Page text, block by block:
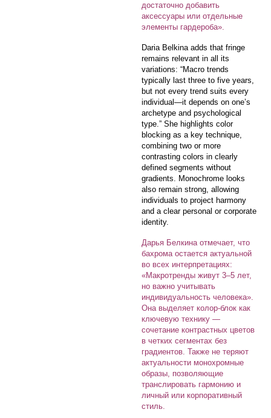
достаточно добавить
аксессуары или отдельные
элементы гардероба».
Daria Belkina adds that fringe
remains relevant in all its
variations: “Macro trends
typically last three to five years,
but not every trend suits every
individual—it depends on one’s
archetype and psychological
type.” She highlights color
blocking as a key technique,
combining two or more
contrasting colors in clearly
defined segments without
gradients. Monochrome looks
also remain strong, allowing
individuals to project harmony
and a clear personal or corporate
identity.
Дарья Белкина отмечает, что
бахрома остается актуальной
во всех интерпретациях:
«Макротренды живут 3–5 лет,
но важно учитывать
индивидуальность человека».
Она выделяет колор-блок как
ключевую технику —
сочетание контрастных цветов
в четких сегментах без
градиентов. Также не теряют
актуальности монохромные
образы, позволяющие
транслировать гармонию и
личный или корпоративный
стиль.